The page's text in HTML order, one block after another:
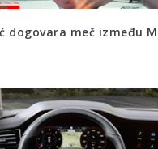
dogovara meč između